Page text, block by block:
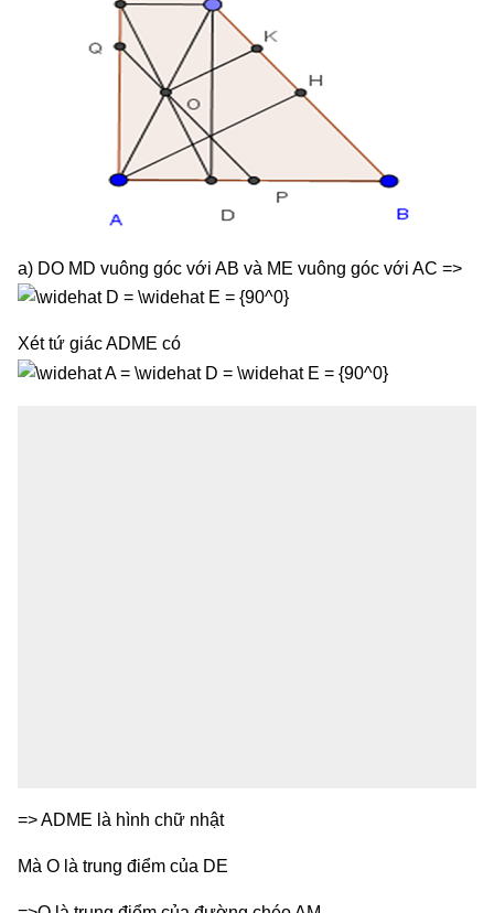
a) DO MD vuông góc với AB và ME vuông góc với AC =>
Xét tứ giác ADME có
=> ADME là hình chữ nhật
Mà O là trung điểm của DE